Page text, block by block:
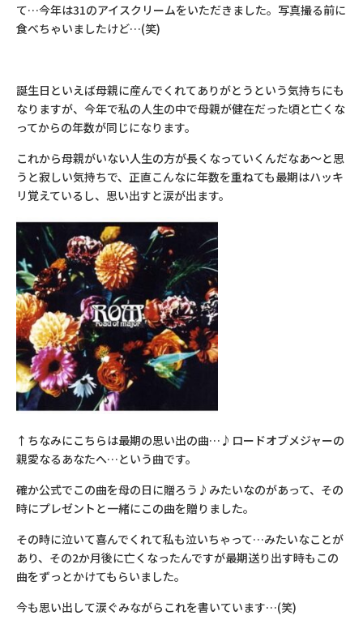
て…今年は31のアイスクリームをいただきました。写真撮る前に
食べちゃいましたけど…(笑)
誕生日といえば母親に産んでくれてありがとうという気持ちにも
なりますが、今年で私の人生の中で母親が健在だった頃と亡くな
ってからの年数が同じになります。
これから母親がいない人生の方が長くなっていくんだなあ～と思
うと寂しい気持ちで、正直こんなに年数を重ねても最期はハッキ
リ覚えているし、思い出すと涙が出ます。
↑ちなみにこちらは最期の思い出の曲…♪ロードオブメジャーの
親愛なるあなたへ…という曲です。
確か公式でこの曲を母の日に贈ろう♪みたいなのがあって、その
時にプレゼントと一緒にこの曲を贈りました。
その時に泣いて喜んでくれて私も泣いちゃって…みたいなことが
あり、その2か月後に亡くなったんですが最期送り出す時もこの
曲をずっとかけてもらいました。
今も思い出して涙ぐみながらこれを書いています…(笑)